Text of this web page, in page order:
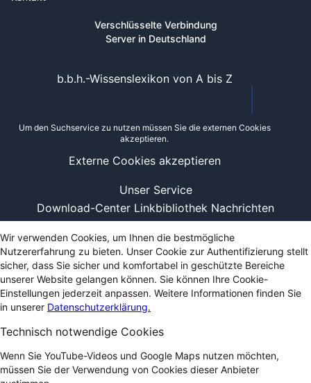
Verschlüsselte Verbindung
Server in Deutschland
Unser Service
Download-Center Linkbibliothek Nachrichten
b.b.h.-Wissenslexikon von A bis Z
Um den Suchservice zu nutzen müssen Sie die externen Cookies
akzeptieren.
Externe Cookies akzeptieren
Wir verwenden Cookies, um Ihnen die bestmögliche
Nutzererfahrung zu bieten. Unser Cookie zur Authentifizierung stellt
sicher, dass Sie sicher und komfortabel in geschützte Bereiche
unserer Website gelangen können. Sie können Ihre Cookie-
Einstellungen jederzeit anpassen. Weitere Informationen finden Sie
in unserer Datenschutzerklärung.
Technisch notwendige Cookies
Wenn Sie YouTube-Videos und Google Maps nutzen möchten,
müssen Sie der Verwendung von Cookies dieser Anbieter